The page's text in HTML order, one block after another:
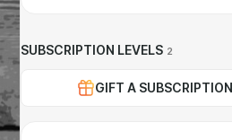
SUBSCRIPTION LEVELS 2
GIFT A SUBSCRIPTION